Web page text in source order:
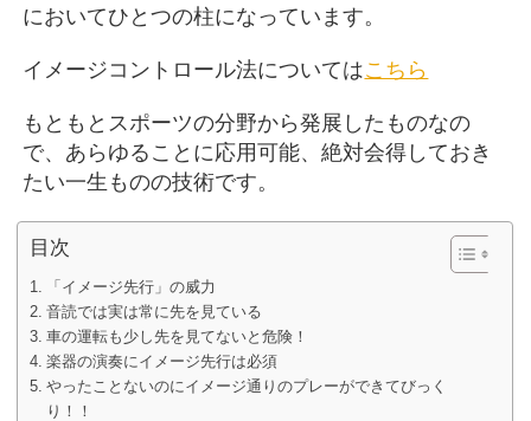
においてひとつの柱になっています。
イメージコントロール法についてはこちら
もともとスポーツの分野から発展したものなの
で、あらゆることに応用可能、絶対会得しておき
たい一生ものの技術です。
目次
「イメージ先行」の威力
音読では実は常に先を見ている
車の運転も少し先を見てないと危険！
楽器の演奏にイメージ先行は必須
やったことないのにイメージ通りのプレーができてびっく
り！！